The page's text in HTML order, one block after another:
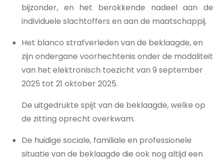
bijzonder, en het berokkende nadeel aan de
individuele slachtoffers en aan de maatschappij.
Het blanco strafverleden van de beklaagde, en
zijn ondergane voorhechtenis onder de modaliteit
van het elektronisch toezicht van 9 september
2025 tot 21 oktober 2025.
De uitgedrukte spijt van de beklaagde, welke op
de zitting oprecht overkwam.
De huidige sociale, familiale en professionele
situatie van de beklaagde die ook nog altijd een